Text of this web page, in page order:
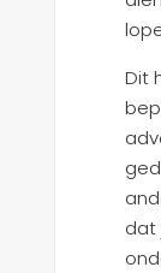
Dit
dat